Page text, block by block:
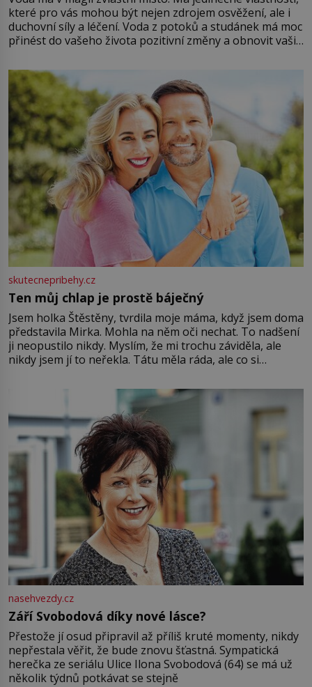
které pro vás mohou být nejen zdrojem osvěžení, ale i
duchovní síly a léčení. Voda z potoků a studánek má moc
přinést do vašeho života pozitivní změny a obnovit vaši
můžete obohatit své rituály a přinést do svého života
větší harmonii a klid. Je důležité
skutecnepribehy.cz
Ten můj chlap je prostě báječný
Jsem holka Štěstěny, tvrdila moje máma, když jsem doma
představila Mirka. Mohla na něm oči nechat. To nadšení
ji neopustilo nikdy. Myslím, že mi trochu záviděla, ale
nikdy jsem jí to neřekla. Tátu měla ráda, ale co si
Jsme spolu moc rádi Tehdy byla jiná doba, když
nasehvezdy.cz
Září Svobodová díky nové lásce?
Přestože jí osud připravil až příliš kruté momenty, nikdy
nepřestala věřit, že bude znovu šťastná. Sympatická
herečka ze seriálu Ulice Ilona Svobodová (64) se má už
několik týdnů potkávat se stejně